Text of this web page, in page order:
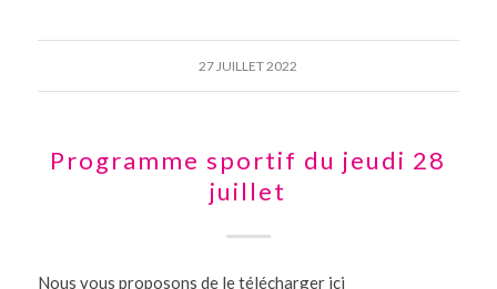
27 JUILLET 2022
Programme sportif du jeudi 28
juillet
Nous vous proposons de le télécharger ici